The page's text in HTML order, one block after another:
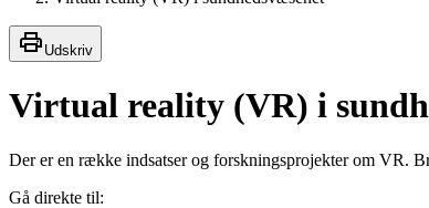
Udskriv
Virtual reality (VR) i
Der er en række indsatser og forskningsprojekter om VR.
Gå direkte til: